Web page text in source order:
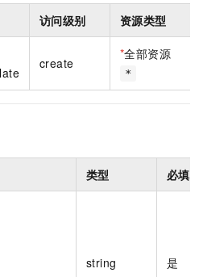
访问级别 资源类型
create
*全部资源
*
类型 必填
string 是